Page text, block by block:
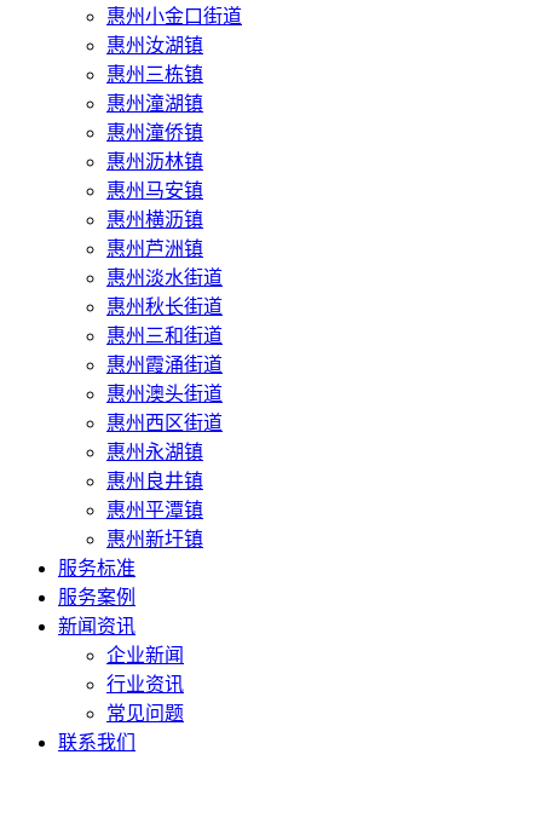
惠州小金口街道
惠州汝湖镇
惠州三栋镇
惠州潼湖镇
惠州潼侨镇
惠州沥林镇
惠州马安镇
惠州横沥镇
惠州芦洲镇
惠州淡水街道
惠州秋长街道
惠州三和街道
惠州霞涌街道
惠州澳头街道
惠州西区街道
惠州永湖镇
惠州良井镇
惠州平潭镇
惠州新圩镇
服务标准
服务案例
新闻资讯
企业新闻
行业资讯
常见问题
联系我们